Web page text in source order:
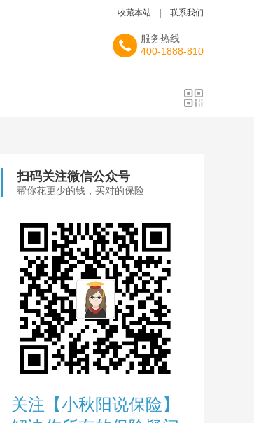
收藏本站 联系我们
服务热线
400-1888-810
扫码关注微信公众号
帮你花更少的钱，买对的保险
关注【小秋阳说保险】